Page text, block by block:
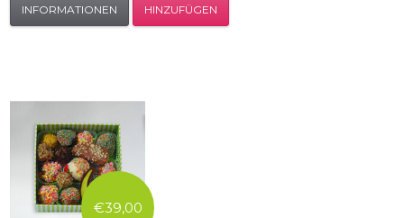
INFORMATIONEN HINZUFÜGEN
€39,00